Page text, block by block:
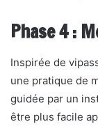
Phase 4 :
Inspirée de
une pratique de
guidée par un
être plus facile